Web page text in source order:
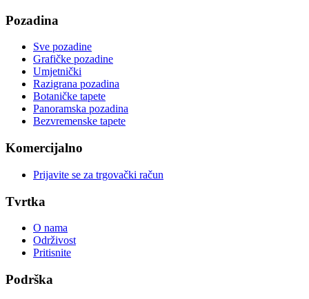
Pozadina
Sve pozadine
Grafičke pozadine
Umjetnički
Razigrana pozadina
Botaničke tapete
Panoramska pozadina
Bezvremenske tapete
Komercijalno
Prijavite se za trgovački račun
Tvrtka
O nama
Održivost
Pritisnite
Podrška